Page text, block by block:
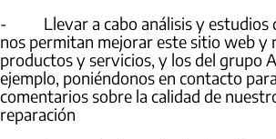
- Llevar a cabo análisis y estudios
nos permitan mejorar este sitio web y
productos y servicios, y los del grupo
ejemplo, poniéndonos en contacto
comentarios sobre la calidad de
reparación